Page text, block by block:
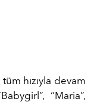
hızıyla devam
“Maria”,